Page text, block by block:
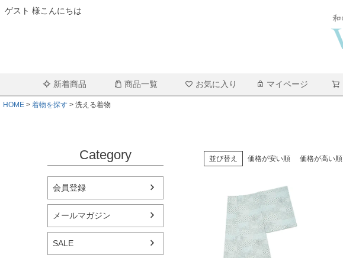
ゲスト 様こんにちは
新着商品 商品一覧 お気に入り マイページ
HOME 着物を探す 洗える着物
Category
会員登録
メールマガジン
SALE
並び替え 価格が安い順 価格が高い順